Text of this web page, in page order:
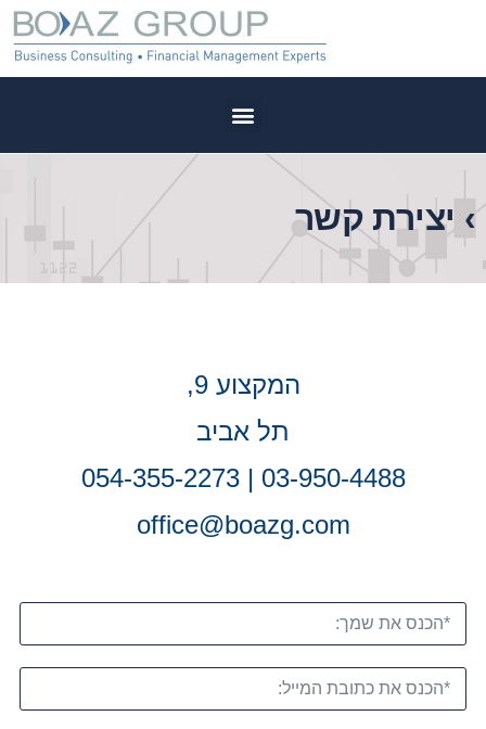
› יצירת קשר
המקצוע 9,
תל אביב
03-950-4488 | 054-355-2273
office@boazg.com